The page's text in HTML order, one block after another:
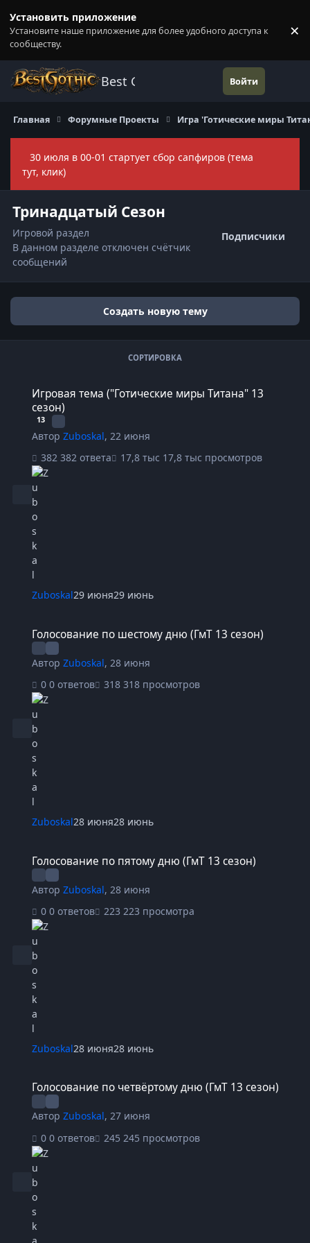
Установить приложение
Установите наше приложение для более удобного доступа к
сообществу.
×
Best Gothic Forums Войти
Главная Форумные Проекты Игра 'Готические миры
30 июля в 00-01 стартует сбор сапфиров (тема
тут, клик)
Тринадцатый Сезон
Игровой раздел
В данном разделе отключен счётчик
сообщений
Подписчики
Создать новую тему
СОРТИРОВКА
Игровая тема ("Готические миры Титана" 13
сезон)
13
АвторZuboskal,22 июня
382 ответа
17,8 тыс просмотров
Zuboskal29 июня29 июнь
Голосование по шестому дню (ГмТ 13 сезон)
АвторZuboskal, 28 июня
0 ответов
318 просмотров
Zuboskal28 июня28 июнь
Голосование по пятому дню (ГмТ 13 сезон)
АвторZuboskal, 28 июня
0 ответов
223 просмотра
Zuboskal28 июня28 июнь
Голосование по четвёртому дню (ГмТ 13 сезон)
АвторZuboskal,27 июня
0 ответов
245 просмотров